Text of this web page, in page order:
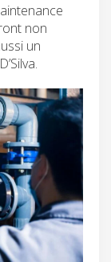
non
un